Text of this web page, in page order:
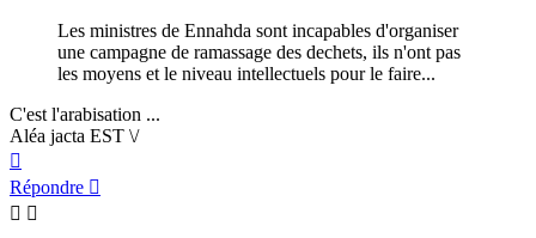
Les ministres de Ennahda sont incapables d'organiser
une campagne de ramassage des dechets, ils n'ont pas
les moyens et le niveau intellectuels pour le faire...
C'est l'arabisation ...
Aléa jacta EST \/
Répondre